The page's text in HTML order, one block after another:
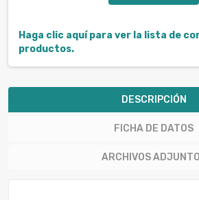
Haga clic aquí para ver la lista de
productos.
DESCRIPCIÓN
FICHA DE DATOS
ARCHIVOS